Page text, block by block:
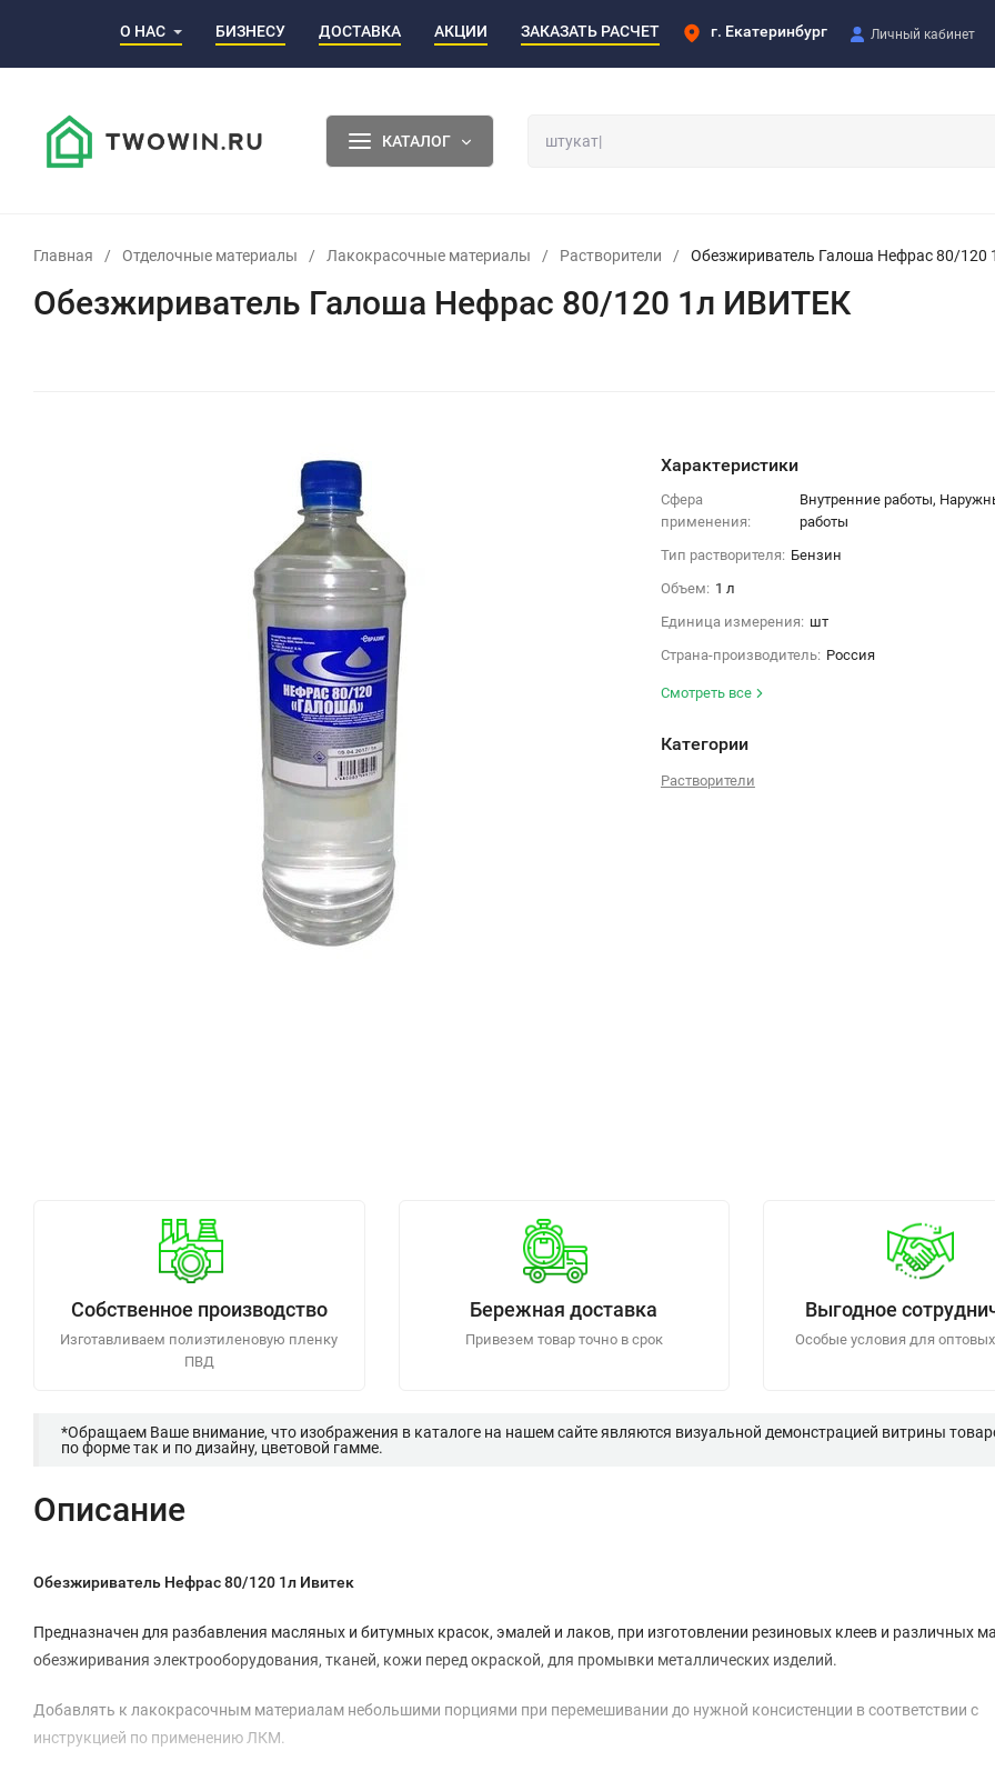
О НАС БИЗНЕСУ ДОСТАВКА АКЦИИ ЗАКАЗАТЬ РАСЧЕТ г. Екатеринбург Личный кабинет
КАТАЛОГ
Главная / Отделочные материалы / Лакокрасочные материалы / Растворители / Обезжириватель Галоша Нефрас 80/120
Обезжириватель Галоша Нефрас 80/120 1л ИВИТЕК
Характеристики
Сфера
применения:
Внутренние работы,
работы
Тип растворителя: Бензин
Объем: 1 л
Единица измерения: шт
Страна-производитель: Россия
Смотреть все
Категории
Растворители
Собственное производство
Изготавливаем полиэтиленовую пленку
ПВД
Бережная доставка
Привезем товар точно в срок
Выгодное
Особые условия для
*Обращаем Ваше внимание, что изображения в каталоге на нашем сайте являются визуальной демонстрацией витрины
по форме так и по дизайну, цветовой гамме.
Описание
Обезжириватель Нефрас 80/120 1л Ивитек
Предназначен для разбавления масляных и битумных красок, эмалей и лаков, при изготовлении резиновых клеев и различных
обезжиривания электрооборудования, тканей, кожи перед окраской, для промывки металлических изделий.
Добавлять к лакокрасочным материалам небольшими порциями при перемешивании до нужной консистенции в соответствии с
инструкцией по применению ЛКМ.